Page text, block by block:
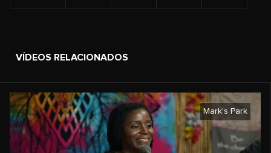
VÍDEOS RELACIONADOS
Mark's Park